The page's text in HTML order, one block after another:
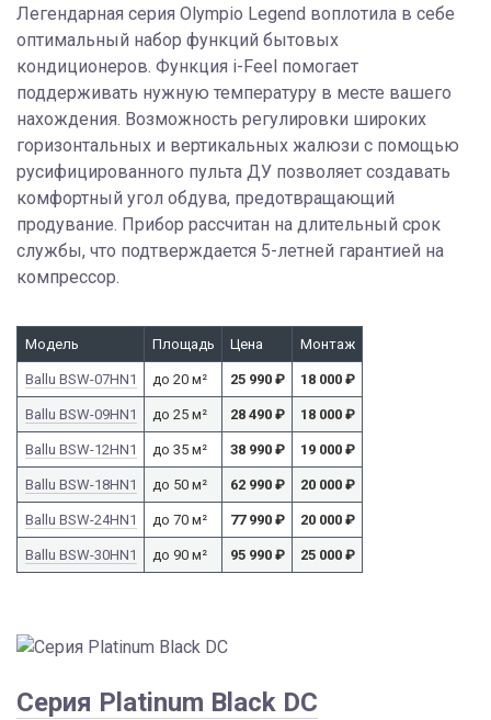
Легендарная серия Olympio Legend воплотила в себе
оптимальный набор функций бытовых
кондиционеров. Функция i-Feel помогает
поддерживать нужную температуру в месте вашего
нахождения. Возможность регулировки широких
горизонтальных и вертикальных жалюзи с помощью
русифицированного пульта ДУ позволяет создавать
комфортный угол обдува, предотвращающий
продувание. Прибор рассчитан на длительный срок
службы, что подтверждается 5-летней гарантией на
компрессор.
Модель Площадь Цена Монтаж
Ballu BSW-07HN1 до 20 м² 25 990 ₽ 18 000 ₽
Ballu BSW-09HN1 до 25 м² 28 490 ₽ 18 000 ₽
Ballu BSW-12HN1 до 35 м² 38 990 ₽ 19 000 ₽
Ballu BSW-18HN1 до 50 м² 62 990 ₽ 20 000 ₽
Ballu BSW-24HN1 до 70 м² 77 990 ₽ 20 000 ₽
Ballu BSW-30HN1 до 90 м² 95 990 ₽ 25 000 ₽
Серия Platinum Black DC